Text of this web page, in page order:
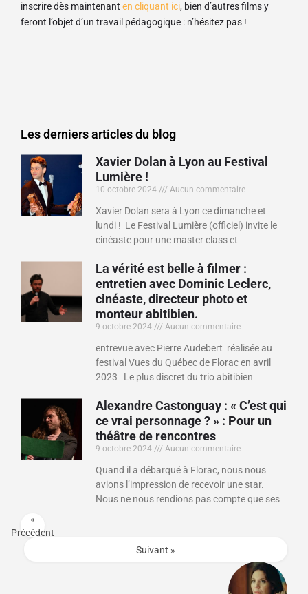
inscrire dès maintenant en cliquant ici, bien d’autres films y
feront l’objet d’un travail pédagogique : n’hésitez pas !
Les derniers articles du blog
Xavier Dolan à Lyon au Festival
Lumière !
10 octobre 2024 Aucun commentaire
Xavier Dolan sera à Lyon ce dimanche et
lundi ! Le Festival Lumière (officiel) invite le
cinéaste pour une master class et
La vérité est belle à filmer :
entretien avec Dominic Leclerc,
cinéaste, directeur photo et
monteur abitibien.
9 octobre 2024 Aucun commentaire
entrevue avec Pierre Audebert réalisée au
festival Vues du Québec de Florac en avril
2023 Le plus discret du trio abitibien
Alexandre Castonguay : « C’est qui
ce vrai personnage ? » : Pour un
théâtre de rencontres
9 octobre 2024 Aucun commentaire
Quand il a débarqué à Florac, nous nous
avions l’impression de recevoir une star.
Nous ne nous rendions pas compte que ses
«
Précédent
Suivant »